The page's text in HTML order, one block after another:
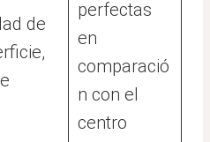
de
perfectas
en
comparació
n con el
centro